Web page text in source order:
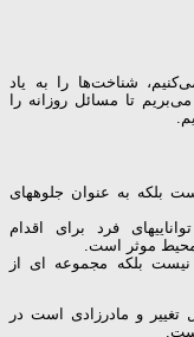
شناخت‌ها را به یاد
تا مسائل روزانه را
بلکه به عنوان جلوه­های
فرد برای اقدام
محیط موثر است.
بلکه مجموعه ای از
و مادرزادی است در